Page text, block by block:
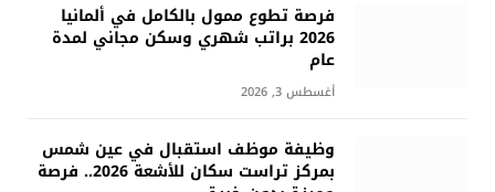
فرصة تطوع ممول بالكامل في ألمانيا
2026 براتب شهري وسكن مجاني لمدة
عام
أغسطس 3, 2026
وظيفة موظف استقبال في عين شمس
بمركز تراست سكان للأشعة 2026.. فرصة